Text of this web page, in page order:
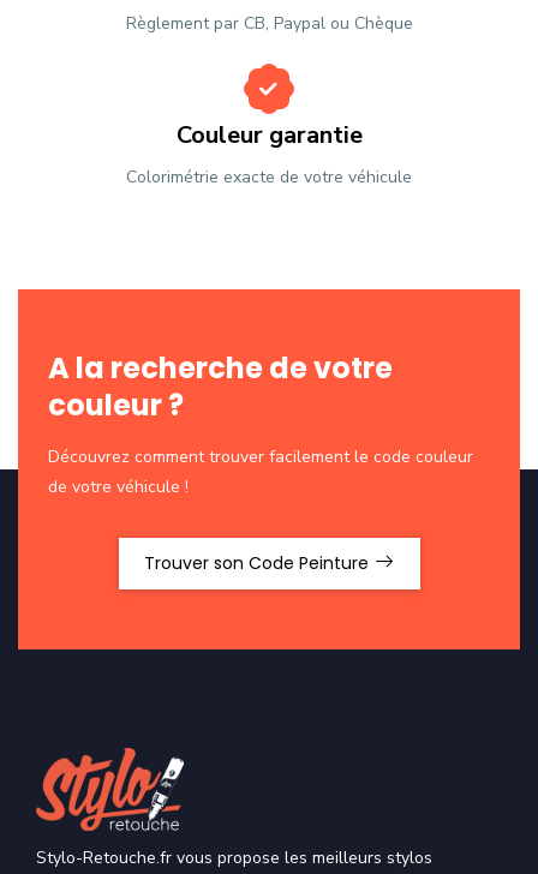
Règlement par CB, Paypal ou Chèque
Couleur garantie
Colorimétrie exacte de votre véhicule
A la recherche de votre
couleur ?
Découvrez comment trouver facilement le code couleur
de votre véhicule !
Trouver son Code Peinture
Stylo-Retouche.fr vous propose les meilleurs stylos